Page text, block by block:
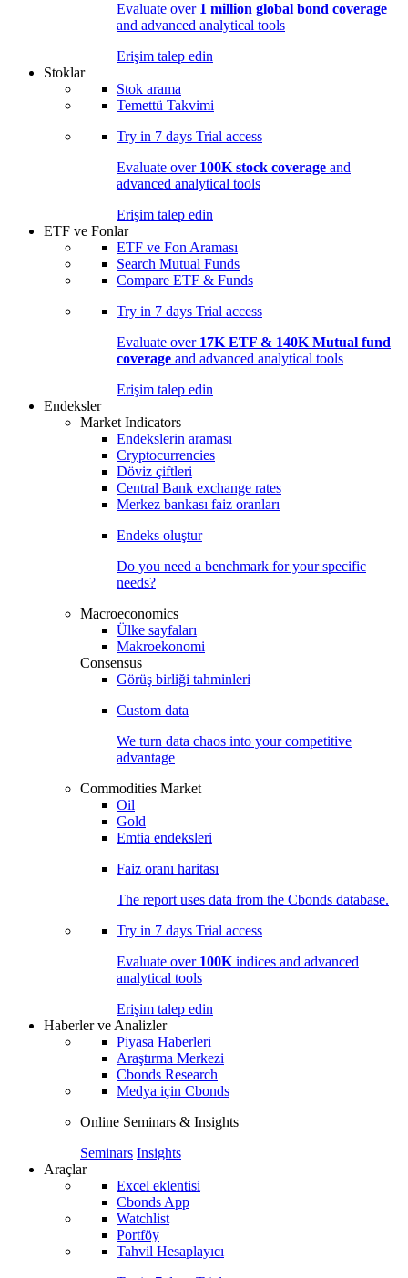
Evaluate over 1 million global bond coverage
and advanced analytical tools
Erişim talep edin
Stoklar
Stok arama
Temettü Takvimi
Try in 7 days Trial access
Evaluate over 100K stock coverage and
advanced analytical tools
Erişim talep edin
ETF ve Fonlar
ETF ve Fon Araması
Search Mutual Funds
Compare ETF & Funds
Try in 7 days Trial access
Evaluate over 17K ETF & 140K Mutual fund
coverage and advanced analytical tools
Erişim talep edin
Endeksler
Market Indicators
Endekslerin araması
Cryptocurrencies
Döviz çiftleri
Central Bank exchange rates
Merkez bankası faiz oranları
Endeks oluştur
Do you need a benchmark for your specific
needs?
Macroeconomics
Ülke sayfaları
Makroekonomi
Consensus
Görüş birliği tahminleri
Custom data
We turn data chaos into your competitive
advantage
Commodities Market
Oil
Gold
Emtia endeksleri
Faiz oranı haritası
The report uses data from the Cbonds database.
Try in 7 days Trial access
Evaluate over 100K indices and advanced
analytical tools
Erişim talep edin
Haberler ve Analizler
Piyasa Haberleri
Araştırma Merkezi
Cbonds Research
Medya için Cbonds
Online Seminars & Insights
Seminars Insights
Araçlar
Excel eklentisi
Cbonds App
Watchlist
Portföy
Tahvil Hesaplayıcı